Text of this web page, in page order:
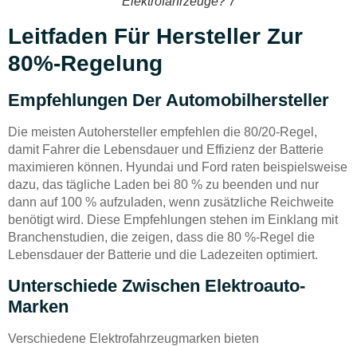
Leitfaden Für Hersteller Zur
80%-Regelung
Empfehlungen Der Automobilhersteller
Die meisten Autohersteller empfehlen die 80/20-Regel,
damit Fahrer die Lebensdauer und Effizienz der Batterie
maximieren können. Hyundai und Ford raten beispielsweise
dazu, das tägliche Laden bei 80 % zu beenden und nur
dann auf 100 % aufzuladen, wenn zusätzliche Reichweite
benötigt wird. Diese Empfehlungen stehen im Einklang mit
Branchenstudien, die zeigen, dass die 80 %-Regel die
Lebensdauer der Batterie und die Ladezeiten optimiert.
Unterschiede Zwischen Elektroauto-
Marken
Verschiedene Elektrofahrzeugmarken bieten